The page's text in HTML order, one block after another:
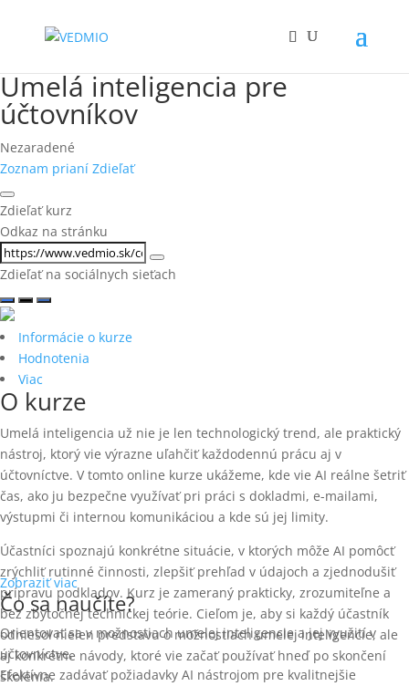
Umelá inteligencia pre
účtovníkov
Nezaradené
Zoznam prianí Zdieľať
Zdieľať kurz
Odkaz na stránku
Zdieľať na sociálnych sieťach
Informácie o kurze
Hodnotenia
Viac
O kurze
Umelá inteligencia už nie je len technologický trend, ale praktický
nástroj, ktorý vie výrazne uľahčiť každodennú prácu aj v
účtovníctve. V tomto online kurze ukážeme, kde vie AI reálne šetriť
čas, ako ju bezpečne využívať pri práci s dokladmi, e-mailami,
výstupmi či internou komunikáciou a kde sú jej limity.
Účastníci spoznajú konkrétne situácie, v ktorých môže AI pomôcť
zrýchliť rutinné činnosti, zlepšiť prehľad v údajoch a zjednodušiť
prípravu podkladov. Kurz je zameraný prakticky, zrozumiteľne a
bez zbytočnej technickej teórie. Cieľom je, aby si každý účastník
odniesol nielen predstavu o možnostiach umelej inteligencie, ale
aj konkrétne návody, ktoré vie začať používať hneď po skončení
školenia.
Zobraziť viac
Čo sa naučíte?
Orientovať sa v možnostiach umelej inteligencie a jej využití v
účtovníctve.
Efektívne zadávať požiadavky AI nástrojom pre kvalitnejšie